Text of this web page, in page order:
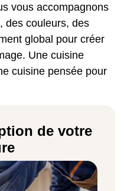
vous accompagnons
des couleurs, des
global pour créer
Une cuisine
cuisine pensée pour
de votre